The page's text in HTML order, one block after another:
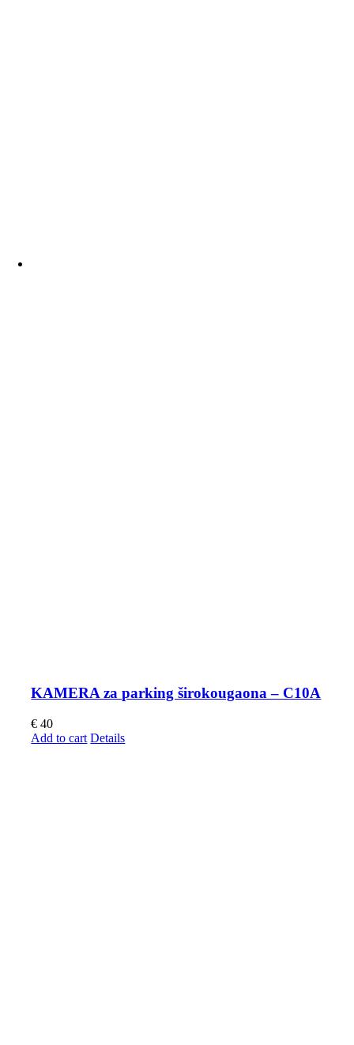
KAMERA za parking širokougaona – C10A
€ 40
Add to cart Details